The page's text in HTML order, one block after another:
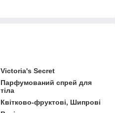
Victoria's Secret
Парфумований спрей для
тіла
Квітково-фруктові, Шипрові